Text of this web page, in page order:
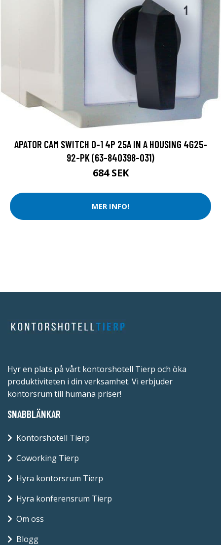
APATOR CAM SWITCH 0-1 4P 25A IN A HOUSING 4G25-
92-PK (63-840398-031)
684 SEK
MER INFO!
Hyr en plats på vårt kontorshotell Tierp och öka
produktiviteten i din verksamhet. Vi erbjuder
kontorsrum till humana priser!
SNABBLÄNKAR
Kontorshotell Tierp
Coworking Tierp
Hyra kontorsrum Tierp
Hyra konferensrum Tierp
Om oss
Blogg